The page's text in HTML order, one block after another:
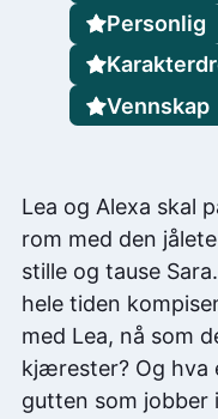
Lea og Alexa skal
rom med den
stille og tause
hele tiden
med Lea, nå som
kjærester? Og hva
gutten som jobber
Personlig
Vennskap